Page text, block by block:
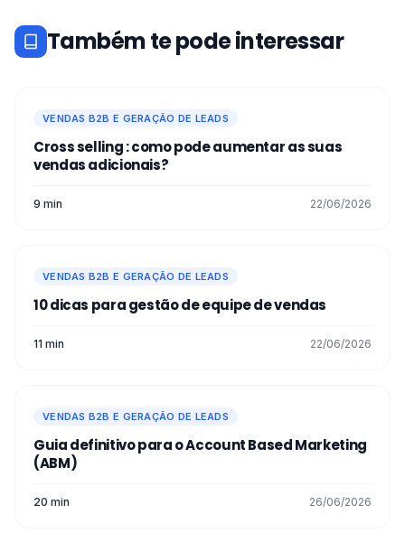
Também te pode interessar
VENDAS B2B E GERAÇÃO DE LEADS
Cross selling : como pode aumentar as suas
vendas adicionais?
9 min 22/06/2026
VENDAS B2B E GERAÇÃO DE LEADS
10 dicas para gestão de equipe de vendas
11 min 22/06/2026
VENDAS B2B E GERAÇÃO DE LEADS
Guia definitivo para o Account Based Marketing
(ABM)
20 min 26/06/2026